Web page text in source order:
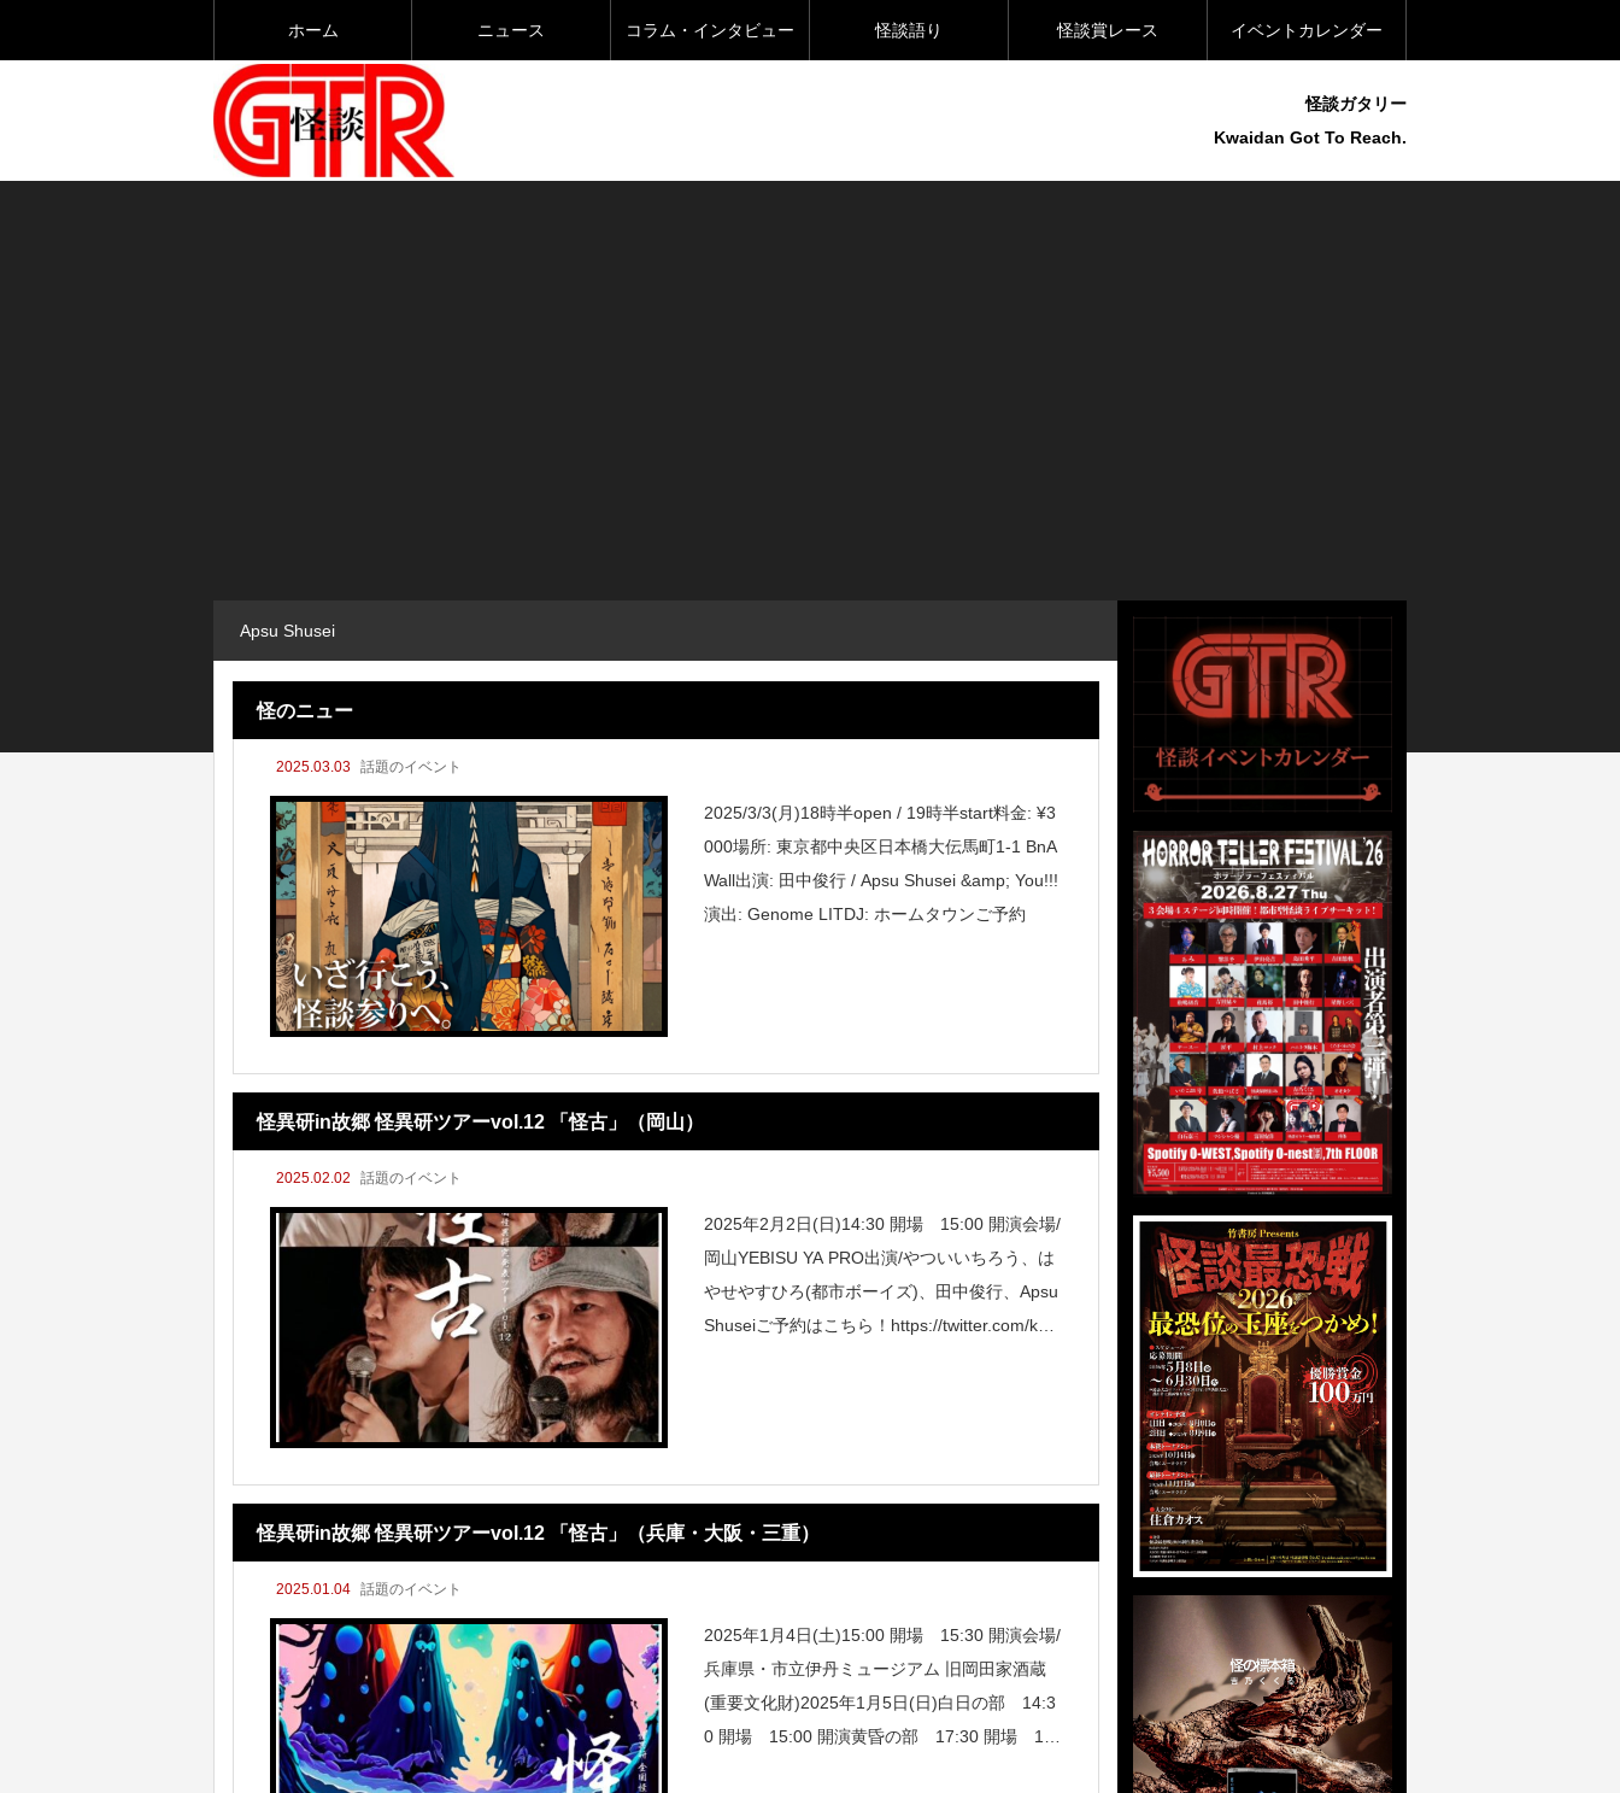
ホーム ニュース コラム・インタビュー 怪談語り 怪談賞レース イベントカレンダー
怪談ガタリー
Kwaidan Got To Reach.
Apsu Shusei
怪のニュー
2025.03.03 話題のイベント
2025/3/3(月)18時半open / 19時半start料金: ¥3
000場所: 東京都中央区日本橋大伝馬町1-1 BnA
Wall出演: 田中俊行 / Apsu Shusei &amp; You!!!
演出: Genome LITDJ: ホームタウンご予約
怪異研in故郷 怪異研ツアーvol.12 「怪古」（岡山）
2025.02.02 話題のイベント
2025年2月2日(日)14:30 開場 15:00 開演会場/
岡山YEBISU YA PRO出演/やついいちろう、は
やせやすひろ(都市ボーイズ)、田中俊行、Apsu
Shuseiご予約はこちら！https://twitter.com/kaii
怪異研in故郷 怪異研ツアーvol.12 「怪古」（兵庫・大阪・三重）
2025.01.04 話題のイベント
2025年1月4日(土)15:00 開場 15:30 開演会場/
兵庫県・市立伊丹ミュージアム 旧岡田家酒蔵
(重要文化財)2025年1月5日(日)白日の部 14:3
0 開場 15:00 開演黄昏の部 17:30 開場 18: